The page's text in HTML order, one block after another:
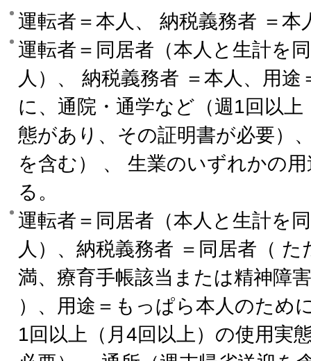
運転者＝本人、 納税義務者 ＝本
運転者＝同居者（本人と生計を
人）、 納税義務者 ＝本人、用
に、通院・通学など（週1回以
態があり、その証明書が必要）
を含む） 、 生業のいずれかの
る。
運転者＝同居者（本人と生計を
人）、納税義務者 ＝同居者（
満、療育手帳該当または精神障
）、用途＝もっぱら本人のため
1回以上（月4回以上）の使用実